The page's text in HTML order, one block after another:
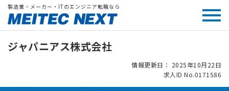
製造業・メーカー・ITのエンジニア転職なら
ジャパニアス株式会社
情報更新日： 2025年10月22日
求人ID No.0171586